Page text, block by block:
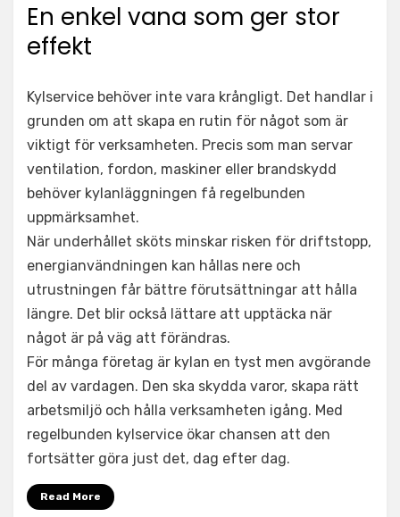
En enkel vana som ger stor
effekt
Kylservice behöver inte vara krångligt. Det handlar i
grunden om att skapa en rutin för något som är
viktigt för verksamheten. Precis som man servar
ventilation, fordon, maskiner eller brandskydd
behöver kylanläggningen få regelbunden
uppmärksamhet.
När underhållet sköts minskar risken för driftstopp,
energianvändningen kan hållas nere och
utrustningen får bättre förutsättningar att hålla
längre. Det blir också lättare att upptäcka när
något är på väg att förändras.
För många företag är kylan en tyst men avgörande
del av vardagen. Den ska skydda varor, skapa rätt
arbetsmiljö och hålla verksamheten igång. Med
regelbunden kylservice ökar chansen att den
fortsätter göra just det, dag efter dag.
Read More